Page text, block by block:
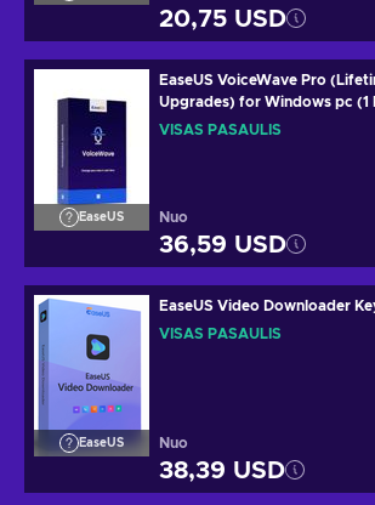
20,75 USD
EaseUS
EaseUS VoiceWave Pro
Upgrades) for Windows pc (1
Lifetime) Key GLOBAL
VISAS PASAULIS
Nuo
36,59 USD
EaseUS
EaseUS Video Downloader
VISAS PASAULIS
Nuo
38,39 USD